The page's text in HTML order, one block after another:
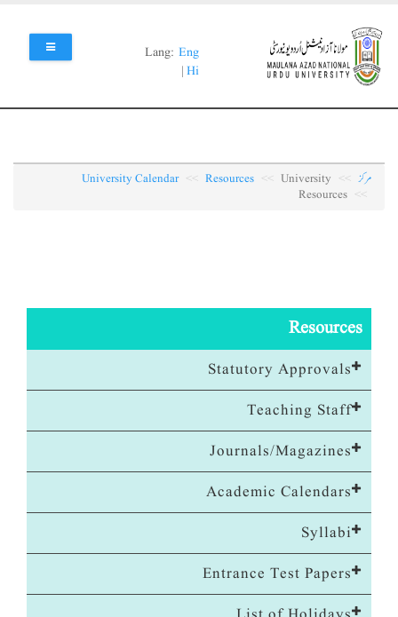
main
content
Lang: Eng
| Hi
مرکز Resources
University Calendar
Resources
Statutory Approvals
Teaching Staff
Journals/Magazines
Academic Calendars
Syllabi
Entrance Test Papers